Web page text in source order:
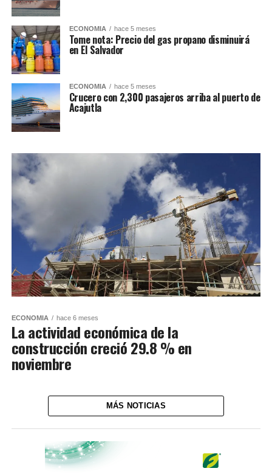
ECONOMIA hace 5 meses
Tome nota: Precio del gas propano disminuirá
en El Salvador
ECONOMIA hace 5 meses
Crucero con 2,300 pasajeros arriba al puerto de
Acajutla
ECONOMIA hace 6 meses
La actividad económica de la
construcción creció 29.8 % en
noviembre
MÁS NOTICIAS